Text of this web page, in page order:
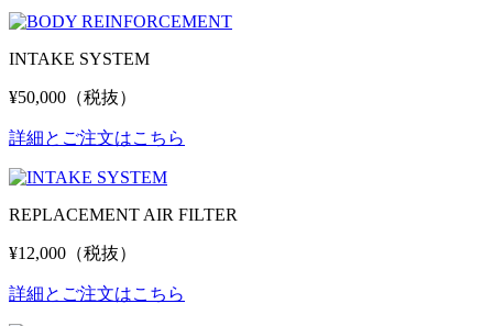
INTAKE SYSTEM
¥50,000（税抜）
詳細とご注文はこちら
REPLACEMENT AIR FILTER
¥12,000（税抜）
詳細とご注文はこちら